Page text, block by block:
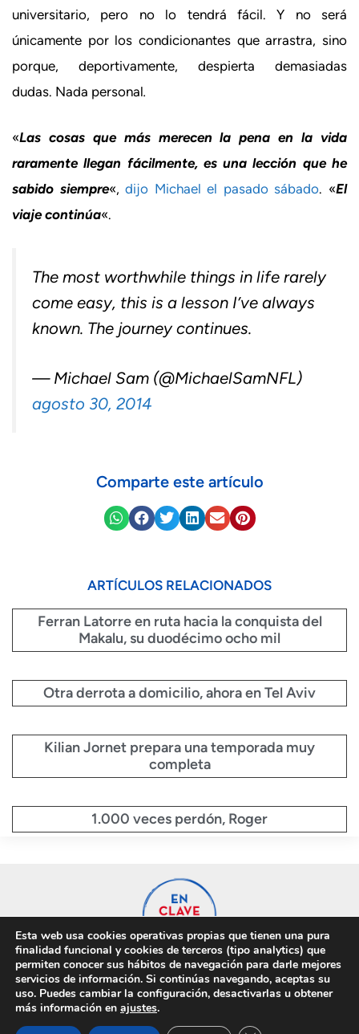
universitario, pero no lo tendrá fácil. Y no será
únicamente por los condicionantes que arrastra, sino
porque, deportivamente, despierta demasiadas
dudas. Nada personal.
«Las cosas que más merecen la pena en la vida
raramente llegan fácilmente, es una lección que he
sabido siempre«,dijo Michael el pasado sábado. «El
viaje continúa«.
The most worthwhile things in life rarely
come easy, this is a lesson I’ve always
known. The journey continues.
— Michael Sam (@MichaelSamNFL)
agosto 30, 2014
Comparte este artículo
ARTÍCULOS RELACIONADOS
Ferran Latorre en ruta hacia la conquista del
Makalu, su duodécimo ocho mil
Otra derrota a domicilio, ahora en Tel Aviv
Kilian Jornet prepara una temporada muy
completa
1.000 veces perdón, Roger
Privacidad Cookies
Esta web usa cookies operativas propias que tienen una pura
finalidad funcional y cookies de terceros (tipo analytics) que
permiten conocer sus hábitos de navegación para darle mejores
servicios de información. Si continúas navegando, aceptas su
uso. Puedes cambiar la configuración, desactivarlas u obtener
más información en ajustes.